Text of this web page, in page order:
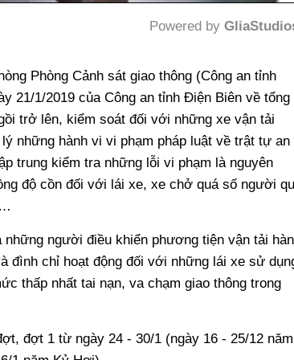
Powered by
Phòng Cảnh sát giao thông (Công an tỉnh
21/1/2019 của Công an tỉnh Điện Biên về tổng
trở lên, kiểm soát đối với những xe vận tải
những hành vi vi phạm pháp luật về trật tự an
trung kiểm tra những lỗi vi phạm là nguyên
độ cồn đối với lái xe, xe chở quá số người
người điều khiển phương tiện vận tải
đình chỉ hoạt động đối với những lái xe sử
thấp nhất tai nạn, va chạm giao thông trong
đợt 1 từ ngày 24 - 30/1 (ngày 16 - 25/12 năm